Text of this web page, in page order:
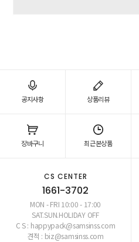
공지사항 상품리뷰
장바구니 최근본상품
CS CENTER
1661-3702
MON - FRI 10:00 - 17:00
SAT.SUN.HOLIDAY OFF
C S : happypack@samsinss.com
견적 : biz@samsinss.com